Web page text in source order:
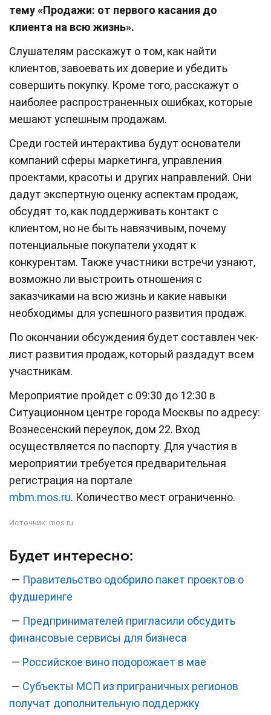
тему «Продажи: от первого касания до
клиента на всю жизнь».
Слушателям расскажут о том, как найти
клиентов, завоевать их доверие и убедить
совершить покупку. Кроме того, расскажут о
наиболее распространенных ошибках, которые
мешают успешным продажам.
Среди гостей интерактива будут основатели
компаний сферы маркетинга, управления
проектами, красоты и других направлений. Они
дадут экспертную оценку аспектам продаж,
обсудят то, как поддерживать контакт с
клиентом, но не быть навязчивым, почему
потенциальные покупатели уходят к
конкурентам. Также участники встречи узнают,
возможно ли выстроить отношения с
заказчиками на всю жизнь и какие навыки
необходимы для успешного развития продаж.
По окончании обсуждения будет составлен чек-
лист развития продаж, который раздадут всем
участникам.
Мероприятие пройдет с 09:30 до 12:30 в
Ситуационном центре города Москвы по адресу:
Вознесенский переулок, дом 22. Вход
осуществляется по паспорту. Для участия в
мероприятии требуется предварительная
регистрация на портале
mbm.mos.ru. Количество мест ограниченно.
Источник: mos.ru
Будет интересно:
— Правительство одобрило пакет проектов о
фудшеринге
— Предпринимателей пригласили обсудить
финансовые сервисы для бизнеса
— Российское вино подорожает в мае
— Субъекты МСП из приграничных регионов
получат дополнительную поддержку